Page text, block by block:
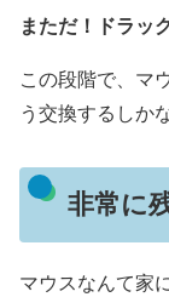
まただ！ドラッ
この段階で、マ
う交換するしか
非常に
マウスなんて家